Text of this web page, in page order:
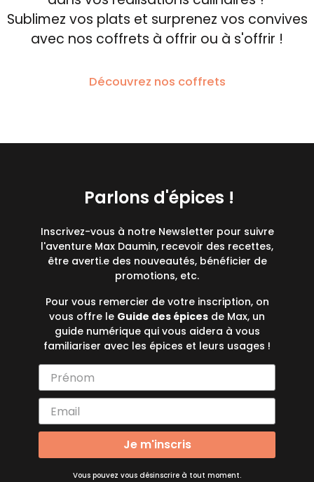
Sublimez vos plats et surprenez vos convives
avec nos coffrets à offrir ou à s'offrir !
Découvrez nos coffrets
Parlons d'épices !
Inscrivez-vous à notre Newsletter pour suivre
l'aventure Max Daumin, recevoir des recettes,
être averti.e des nouveautés, bénéficier de
promotions, etc.
Pour vous remercier de votre inscription, on
vous offre le Guide des épices de Max, un
guide numérique qui vous aidera à vous
familiariser avec les épices et leurs usages !
Je m'inscris
Vous pouvez vous désinscrire à tout moment.